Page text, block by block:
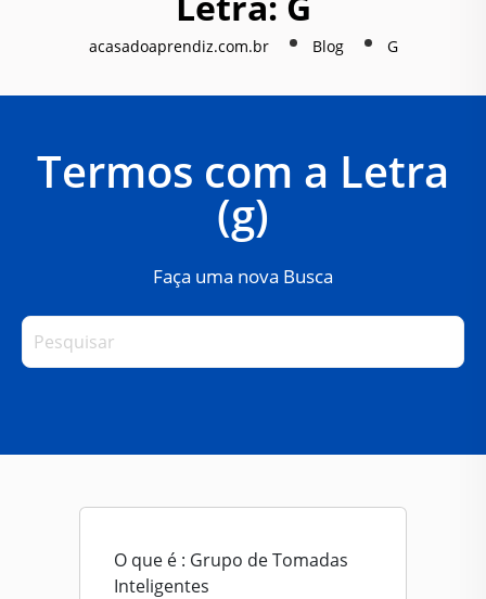
acasadoaprendiz.com.br Blog G
Termos com a Letra
(g)
Faça uma nova Busca
O que é : Grupo de Tomadas
Inteligentes